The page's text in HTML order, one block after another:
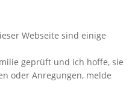
Webseite sind einige
geprüft und ich hoffe, sie
oder Anregungen, melde